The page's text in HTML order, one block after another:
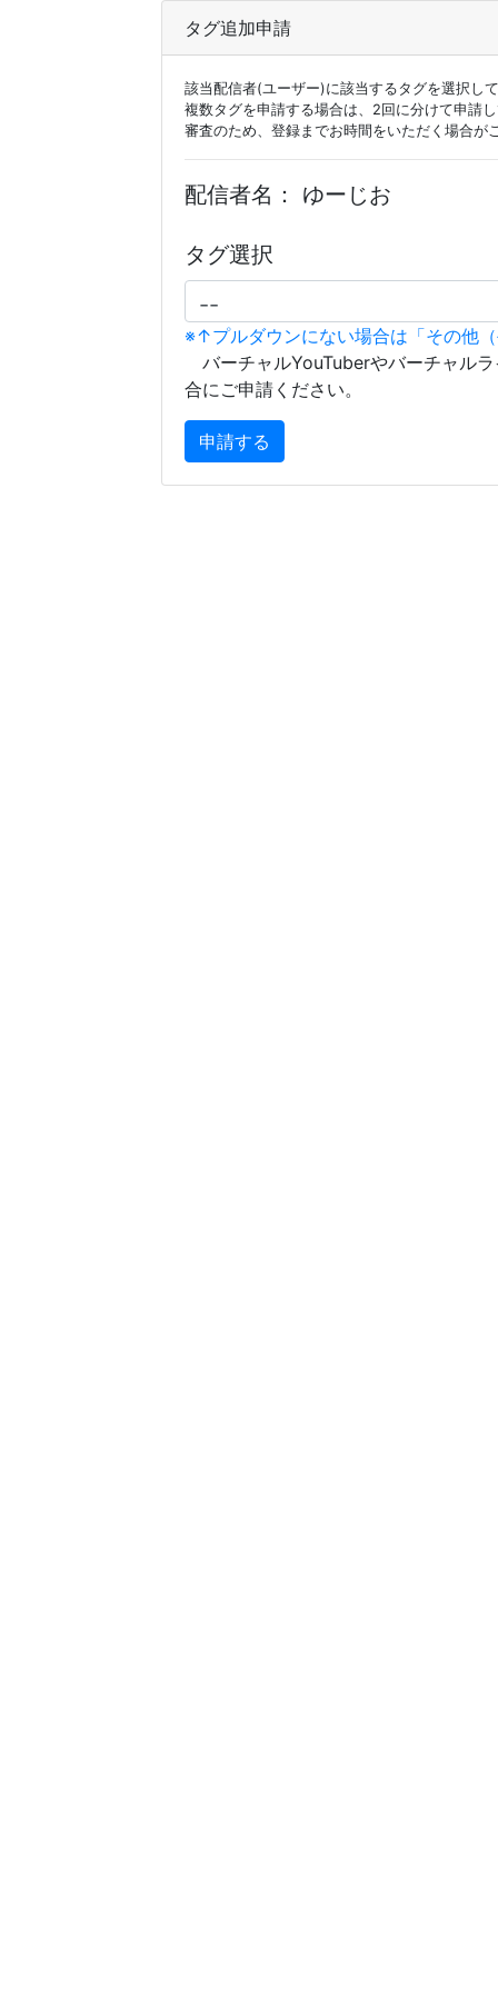
タグ追加申請
該当配信者(ユーザー)に該当するタグを選択し
複数タグを申請する場合は、2回に分けて申請
審査のため、登録までお時間をいただく場合が
配信者名： ゆーじお
タグ選択
※↑プルダウンにない場合は「その他
バーチャルYouTuberやバーチャル
合にご申請ください。
申請する